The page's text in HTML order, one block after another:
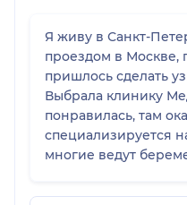
Я живу в Санкт-Петербурге, но
проездом в Москве, где мне срочно
пришлось сделать
Выбрала клинику
понравилась, там
специализируется
многие ведут
чисто всё, обслуживание на высоте. Цены